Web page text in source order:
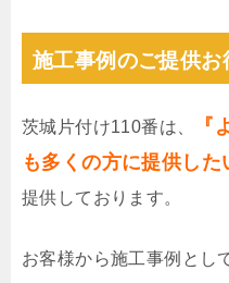
施工事例のご提供お
茨城片付け110番は、
『
も多くの方に提供した
提供しております。
お客様から施工事例とし